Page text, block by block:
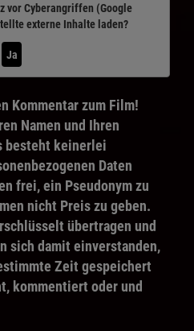
vor Cyberangriffen (Google
externe Inhalte laden?
Ja
Kommentar zum Film!
Namen und Ihren
besteht keinerlei
Daten
frei, ein Pseudonym zu
nicht Preis zu geben.
übertragen und
sich damit einverstanden,
Zeit gespeichert
kommentiert oder und